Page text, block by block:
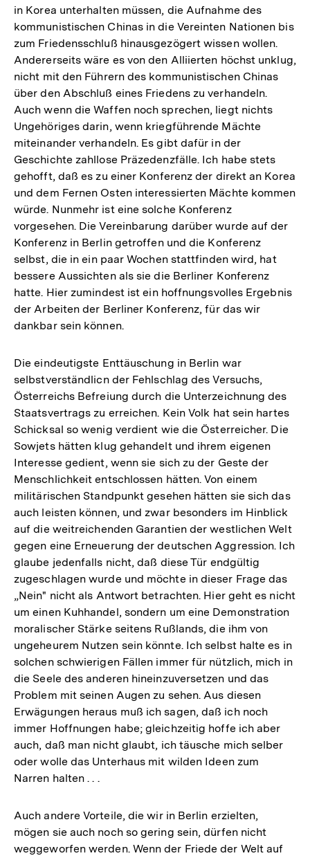
in Korea unterhalten müssen, die Aufnahme des
kommunistischen Chinas in die Vereinten Nationen bis
zum Friedensschluß hinausgezögert wissen wollen.
Andererseits wäre es von den Alliierten höchst unklug,
nicht mit den Führern des kommunistischen Chinas
über den Abschluß eines Friedens zu verhandeln.
Auch wenn die Waffen noch sprechen, liegt nichts
Ungehöriges darin, wenn kriegführende Mächte
miteinander verhandeln. Es gibt dafür in der
Geschichte zahllose Präzedenzfälle. Ich habe stets
gehofft, daß es zu einer Konferenz der direkt an Korea
und dem Fernen Osten interessierten Mächte kommen
würde. Nunmehr ist eine solche Konferenz
vorgesehen. Die Vereinbarung darüber wurde auf der
Konferenz in Berlin getroffen und die Konferenz
selbst, die in ein paar Wochen stattfinden wird, hat
bessere Aussichten als sie die Berliner Konferenz
hatte. Hier zumindest ist ein hoffnungsvolles Ergebnis
der Arbeiten der Berliner Konferenz, für das wir
dankbar sein können.
Die eindeutigste Enttäuschung in Berlin war
selbstverständlicn der Fehlschlag des Versuchs,
Österreichs Befreiung durch die Unterzeichnung des
Staatsvertrags zu erreichen. Kein Volk hat sein hartes
Schicksal so wenig verdient wie die Österreicher. Die
Sowjets hätten klug gehandelt und ihrem eigenen
Interesse gedient, wenn sie sich zu der Geste der
Menschlichkeit entschlossen hätten. Von einem
militärischen Standpunkt gesehen hätten sie sich das
auch leisten können, und zwar besonders im Hinblick
auf die weitreichenden Garantien der westlichen Welt
gegen eine Erneuerung der deutschen Aggression. Ich
glaube jedenfalls nicht, daß diese Tür endgültig
zugeschlagen wurde und möchte in dieser Frage das
„Nein" nicht als Antwort betrachten. Hier geht es nicht
um einen Kuhhandel, sondern um eine Demonstration
moralischer Stärke seitens Rußlands, die ihm von
ungeheurem Nutzen sein könnte. Ich selbst halte es in
solchen schwierigen Fällen immer für nützlich, mich in
die Seele des anderen hineinzuversetzen und das
Problem mit seinen Augen zu sehen. Aus diesen
Erwägungen heraus muß ich sagen, daß ich noch
immer Hoffnungen habe; gleichzeitig hoffe ich aber
auch, daß man nicht glaubt, ich täusche mich selber
oder wolle das Unterhaus mit wilden Ideen zum
Narren halten . . .
Auch andere Vorteile, die wir in Berlin erzielten,
mögen sie auch noch so gering sein, dürfen nicht
weggeworfen werden. Wenn der Friede der Welt auf